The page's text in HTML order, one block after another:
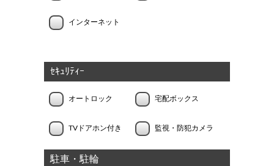
インターネット
ｾｷｭﾘﾃｨｰ
オートロック 宅配ボックス
TVドアホン付き 監視・防犯カメラ
駐車・駐輪